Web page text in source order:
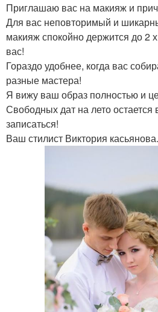
Приглашаю вас на макияж и
Для вас неповторимый и
макияж спокойно держится до 2
вас!
Гораздо удобнее, когда вас
разные мастера!
Я вижу ваш образ полностью и
Свободных дат на лето
записаться!
Ваш стилист Виктория касьянова.